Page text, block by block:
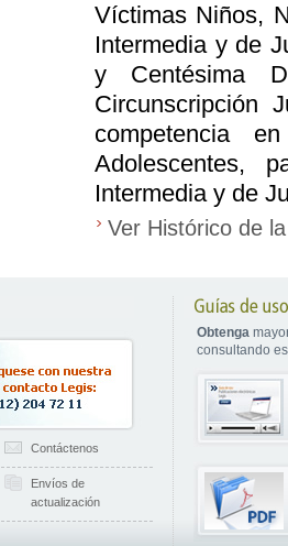
Víctimas Niños,
Intermedia y de
y Centésima
Circunscripción
competencia
Adolescentes,
Intermedia y de
Ver Histórico de
Contáctenos
Envíos de
actualización
Obtenga
consultando